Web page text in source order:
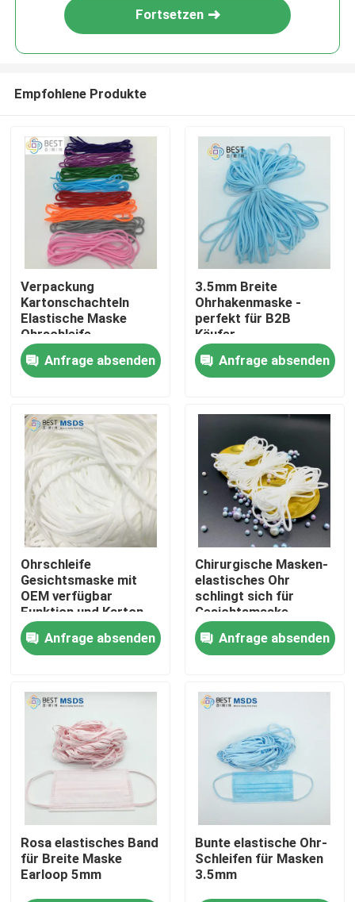
Nach Hause
Über uns
Kontakte
Produkte
Gesichtsmaske-elastische Ohr-Schleife
Weiche elastische Ohr-Schleifen
Rundes elastisches Earloop
Elastische Schnur Earloop
Elastische Ohr-Bänder
Fortsetzen
Empfohlene Produkte
Verpackung
Kartonschachteln
Elastische Maske
Ohrschleife -
umweltfreundlich
Anfrage absenden
3.5mm Breite
Ohrhakenmaske -
perfekt für B2B
Käufer
Anfrage absenden
Ohrschleife
Gesichtsmaske mit
OEM verfügbar
Funktion und Karton
Packung und mehr
Anfrage absenden
Chirurgische Masken-
elastisches Ohr
schlingt sich für
Gesichtsmaske-
weißes Ohr-Schleifen-
Gummiband-Band
3mm
Anfrage absenden
Rosa elastisches Band
für Breite Maske
Earloop 5mm
Bunte elastische Ohr-
Schleifen für Masken
3.5mm